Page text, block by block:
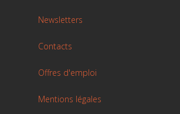
Newsletters
Contacts
Offres d'emploi
Mentions légales